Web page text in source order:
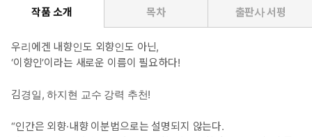
작품 소개 목차 출판사 서평
우리에겐 내향인도 외향인도 아닌,
‘이향인’이라는 새로운 이름이 필요하다!
김경일, 하지현 교수 강력 추천!
“인간은 외향·내향 이분법으로는 설명되지 않는다.